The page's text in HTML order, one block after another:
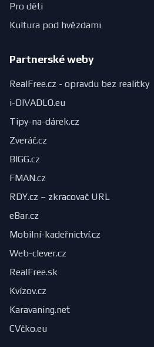
Pro děti
Kultura pod hvězdami
Partnerské weby
RealFree.cz - opravdu bez realitky
i-DIVADLO.eu
Tipy-na-dárek.cz
Zveráč.cz
BIGG.cz
FMAN.cz
RDY.cz – zkracovač URL
eBar.cz
Mobilní-kadeřnictví.cz
Web-clever.cz
RealFree.sk
Kvízov.cz
Karavaning.net
CVčko.eu